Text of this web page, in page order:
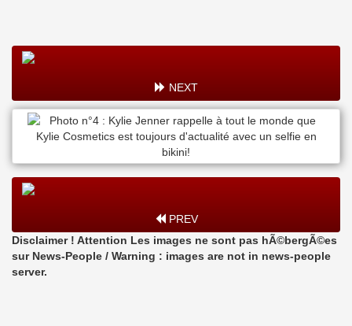
NEXT
PREV
Disclaimer ! Attention Les images ne sont pas hÃ©bergÃ©es
sur News-People / Warning : images are not in news-people
server.